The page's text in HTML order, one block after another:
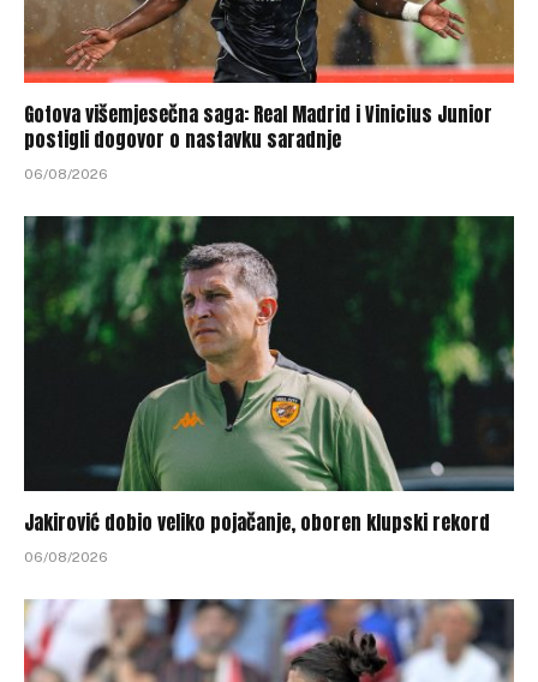
Gotova višemjesečna saga: Real Madrid i Vinicius Junior
postigli dogovor o nastavku saradnje
06/08/2026
Jakirović dobio veliko pojačanje, oboren klupski rekord
06/08/2026